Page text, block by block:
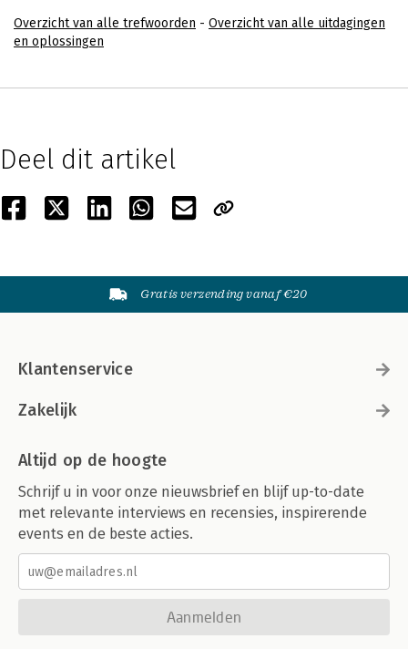
Overzicht van alle trefwoorden - Overzicht van alle uitdagingen
en oplossingen
Deel dit artikel
Gratis verzending vanaf €20
Klantenservice
Zakelijk
Altijd op de hoogte
Schrijf u in voor onze nieuwsbrief en blijf up-to-date
met relevante interviews en recensies, inspirerende
events en de beste acties.
Aanmelden